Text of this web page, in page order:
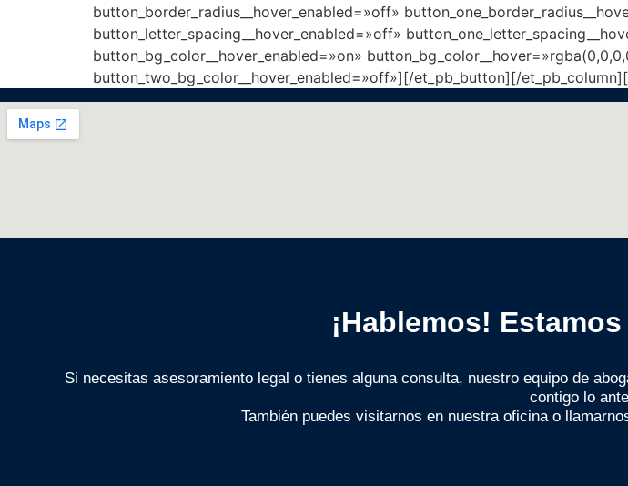
button_border_radius__hover_enabled=»off»
button_letter_spacing__hover_enabled=»off»
button_bg_color__hover_enabled=»on»
button_two_bg_color__hover_enabled=»off»][/et_pb_button][/
¡Hablemos!
Si necesitas asesoramiento legal o tienes alguna consulta, nuestro equipo de
contigo lo
También puedes visitarnos en nuestra oficina o